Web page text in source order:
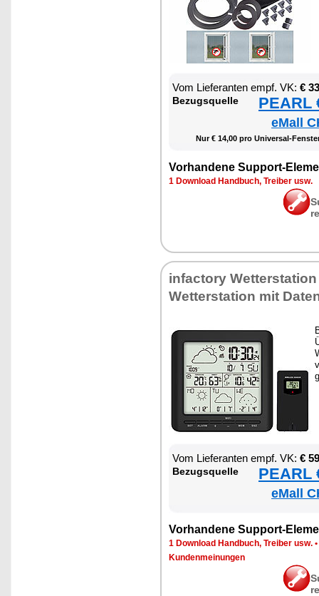
Vom Lie­fe­ran­ten empf. VK: €
Be­zugs­quel­le PEARL
eMall
Nur € 14,00 pro Uni­ver­sal-
Vor­han­de­ne Sup­port-
1 Down­load Hand­buch, Trei­ber usw.
in­fac­to­ry
Wet­ter­sta­ti­on mit
Vom Lie­fe­ran­ten empf. VK: €
Be­zugs­quel­le PEARL
eMall
Vor­han­de­ne Sup­port-
1 Down­load Hand­buch, Trei­ber usw. •
Kun­den­mei­nun­gen